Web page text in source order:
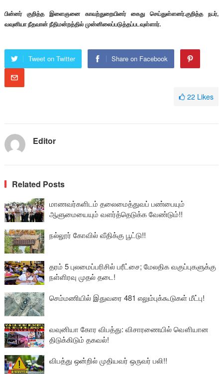
பின்னர் குறித்த இளைஞனை காவற்துறையினர் கைது செய்துள்ளனர்.குறித்த நபர்,
வவுனியா நீதவான் நீதிமன்றத்தில் முன்னிலைப்படுத்தப்படவுள்ளார்.
Tweet on Twitter Share on Facebook
22 Likes
Editor
Related Posts
மாணவர்களிடம் தலைமைத்துவப் பண்பையும்
ஆளுமையையும் வளர்த்தெடுக்க வேண்டும்!!
நல்லூர் கோவில் வீதிக்கு பூட்டு!!
தரம் 5 புலமைப்பரிசில் பரீட்சை; மேலதிக வகுப்புகளுக்கு
நள்ளிரவு முதல் தடை!
செம்மணியில் இதுவரை 481 எலும்புக்கூடுகள் மீட்பு!
வவுனியா கோர விபத்து: விசாரணையில் வௌியான
திடுக்கிடும் தகவல்!
விபத்து ஒன்றில் முதியவர் ஒருவர் பலி!!